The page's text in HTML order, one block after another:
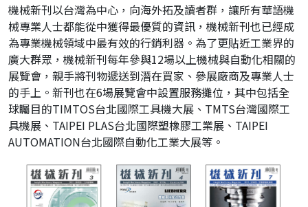
機械新刊以台灣為中心，向海外拓及讀者群，讓所有華語機
械專業人士都能從中獲得最優質的資訊，機械新刊也已經成
為專業機械領域中最有效的行銷利器。為了更貼近工業界的
廣大群眾，機械新刊每年參與12場以上機械與自動化相關的
展覽會，親手將刊物遞送到潛在買家、參展廠商及專業人士
的手上。新刊也在6場展覽會中設置服務攤位，其中包括全
球矚目的TIMTOS台北國際工具機大展、TMTS台灣國際工
具機展、TAIPEI PLAS台北國際塑橡膠工業展、TAIPEI
AUTOMATION台北國際自動化工業大展等。